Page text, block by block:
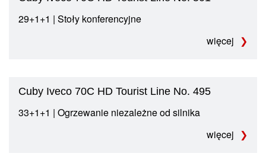
29+1+1 | Stoły konferencyjne
więcej
Cuby Iveco 70C HD Tourist Line No. 495
33+1+1 | Ogrzewanie niezależne od silnika
więcej